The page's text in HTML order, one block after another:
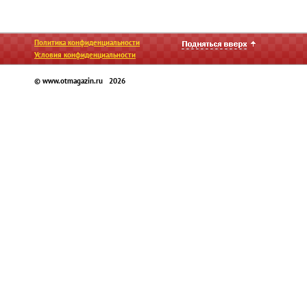
Политика конфиденциальности
Условия конфиденциальности
© www.otmagazin.ru 2026